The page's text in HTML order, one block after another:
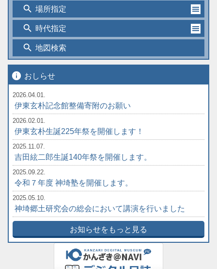
search 場所指定
search 時代指定
search 地図検索
info おしらせ
2026.04.01.
伊東玄朴記念館整備寄附のお願い
2026.02.01.
伊東玄朴生誕225年祭を開催します！
2025.11.07.
吉田絃二郎生誕140年祭を開催します。
2025.09.22.
令和７年度 神埼塾を開催します。
2025.05.10.
神埼郷土研究会の総会において講演を行いました
お知らせをもっと見る